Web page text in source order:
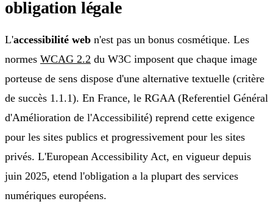
obligation légale
L'accessibilité web n'est pas un bonus cosmétique. Les
normes WCAG 2.2 du W3C imposent que chaque image
porteuse de sens dispose d'une alternative textuelle (critère
de succès 1.1.1). En France, le RGAA (Referentiel Général
d'Amélioration de l'Accessibilité) reprend cette exigence
pour les sites publics et progressivement pour les sites
privés. L'European Accessibility Act, en vigueur depuis
juin 2025, etend l'obligation a la plupart des services
numériques européens.